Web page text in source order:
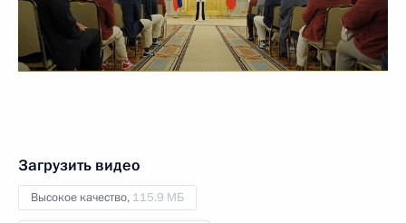
Загрузить видео
Высокое качество, 115.9 МБ